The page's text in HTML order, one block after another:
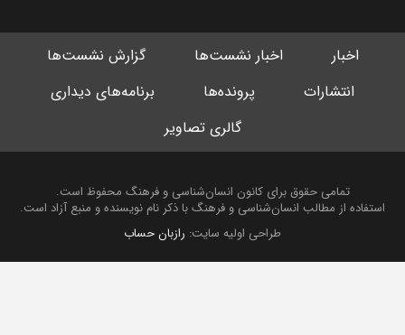
اخبار اخبار نشست‌ها
گزارش نشست‌ها
انتشارات
پرونده‌ها
برنامه‌های دیداری
گالری تصاویر
تمامی حقوق برای کانون انسان‌شناسی و فرهنگ محفوظ است.
استفاده از مطالب انسان‌شناسی و فرهنگ با ذکر نام نویسنده و منبع آزاد است.
طراحی اولیه سایت:رازبان حساب